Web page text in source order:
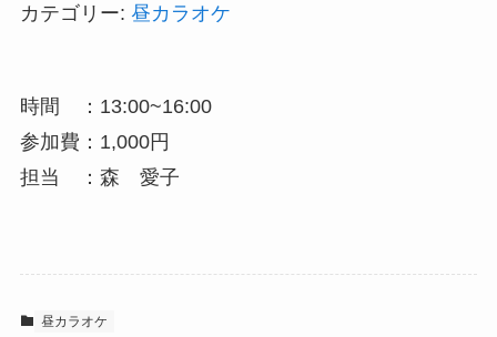
カテゴリー: 昼カラオケ
時間 ：13:00~16:00
参加費：1,000円
担当 ：森 愛子
昼カラオケ